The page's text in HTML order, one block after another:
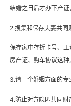
结婚之日后才办下产证
2.搜集和保存夫妻共同
保存家中存折卡号、
房产证、购车协议这种
3.请一个婚姻方面的专
4.防止对方隐匿共同财